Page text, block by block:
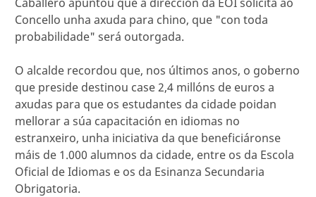
Concello unha axuda para chino, que "con toda
probabilidade" será outorgada.
O alcalde recordou que, nos últimos anos, o goberno
que preside destinou case 2,4 millóns de euros a
axudas para que os estudantes da cidade poidan
mellorar a súa capacitación en idiomas no
estranxeiro, unha iniciativa da que beneficiáronse
máis de 1.000 alumnos da cidade, entre os da Escola
Oficial de Idiomas e os da Esinanza Secundaria
Obrigatoria.